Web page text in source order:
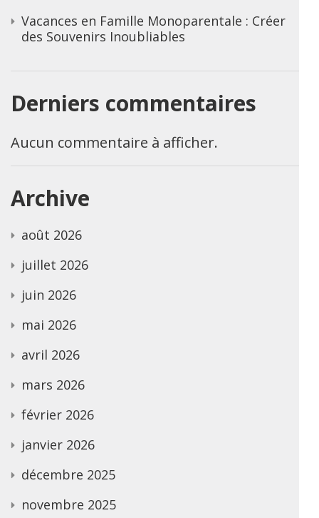
Vacances en Famille Monoparentale : Créer
des Souvenirs Inoubliables
Derniers commentaires
Aucun commentaire à afficher.
Archive
août 2026
juillet 2026
juin 2026
mai 2026
avril 2026
mars 2026
février 2026
janvier 2026
décembre 2025
novembre 2025